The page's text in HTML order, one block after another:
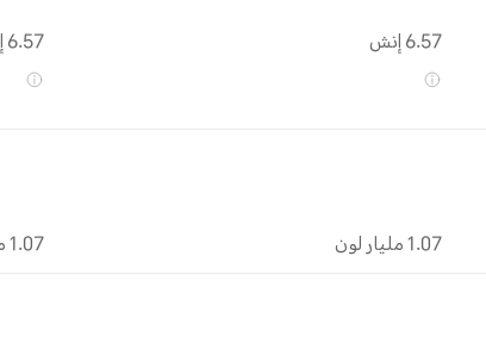
6.57 إنش
1.07 مليار لون
6.57 إنش
1.07 مليار لون